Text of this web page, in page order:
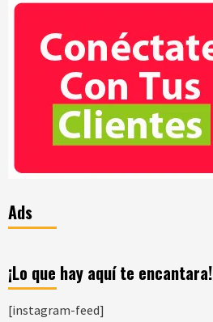
Ads
¡Lo que hay aquí te encantara!
[instagram-feed]